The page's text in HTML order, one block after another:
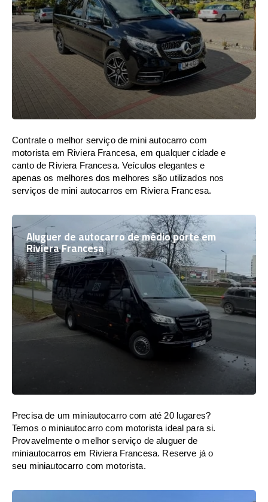
Contrate o melhor serviço de mini autocarro com
motorista em Riviera Francesa, em qualquer cidade e
canto de Riviera Francesa. Veículos elegantes e
apenas os melhores dos melhores são utilizados nos
serviços de mini autocarros em Riviera Francesa.
Aluguer de autocarro de médio porte em
Riviera Francesa
Precisa de um miniautocarro com até 20 lugares?
Temos o miniautocarro com motorista ideal para si.
Provavelmente o melhor serviço de aluguer de
miniautocarros em Riviera Francesa. Reserve já o
seu miniautocarro com motorista.